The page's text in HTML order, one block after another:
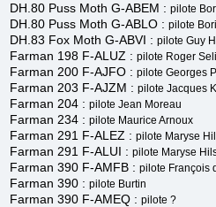
DH.80 Puss Moth G-ABEM : pilote
DH.80 Puss Moth G-ABLO : pilote
DH.83 Fox Moth G-ABVI : pilote Guy
Farman 198 F-ALUZ : pilote Roger
Farman 200 F-AJFO : pilote Georges
Farman 203 F-AJZM : pilote Jacques
Farman 204 : pilote Jean Moreau
Farman 234 : pilote Maurice Arnoux
Farman 291 F-ALEZ : pilote Maryse
Farman 291 F-ALUI : pilote Maryse
Farman 390 F-AMFB : pilote François
Farman 390 : pilote Burtin
Farman 390 F-AMEQ : pilote ?